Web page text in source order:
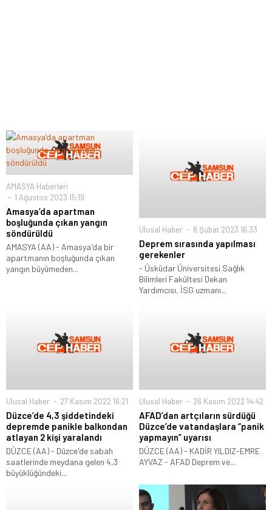
AMASYA Haberleri
1 Ağustos 2023 15:19
Amasya’da apartman
boşluğunda çıkan yangın
söndürüldü
AMASYA (AA) - Amasya'da bir
apartmanın boşluğunda çıkan
yangın büyümeden...
Ulusal Haber 6 Şubat 2023 16:33
Deprem sırasında yapılması
gerekenler
- Üsküdar Üniversitesi Sağlık
Bilimleri Fakültesi Dekan
Yardımcısı, İSG uzmanı...
Ulusal Haber 27 Kasım 2022 16:21
Düzce’de 4,3 şiddetindeki
depremde panikle balkondan
atlayan 2 kişi yaralandı
DÜZCE (AA) - Düzce'de sabah
saatlerinde meydana gelen 4,3
büyüklüğündeki...
Ulusal Haber 26 Kasım 2022 14:42
AFAD’dan artçıların sürdüğü
Düzce’de vatandaşlara “panik
yapmayın” uyarısı
DÜZCE (AA) - KADİR YILDIZ-EMRE
AYVAZ - AFAD Deprem ve...